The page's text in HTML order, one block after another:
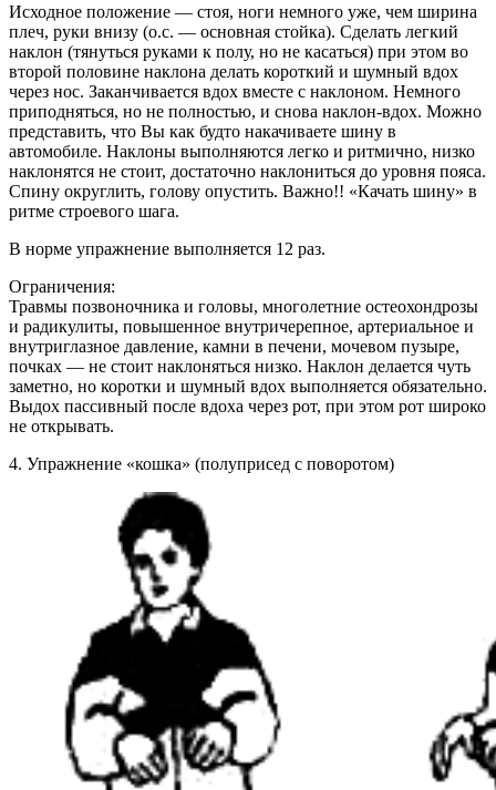
Исходное положение — стоя, ноги немного уже, чем ширина
плеч, руки внизу (о.с. — основная стойка). Сделать легкий
наклон (тянуться руками к полу, но не касаться) при этом во
второй половине наклона делать короткий и шумный вдох
через нос. Заканчивается вдох вместе с наклоном. Немного
приподняться, но не полностью, и снова наклон-вдох. Можно
представить, что Вы как будто накачиваете шину в
автомобиле. Наклоны выполняются легко и ритмично, низко
наклонятся не стоит, достаточно наклониться до уровня пояса.
Спину округлить, голову опустить. Важно!! «Качать шину» в
ритме строевого шага.
В норме упражнение выполняется 12 раз.
Ограничения:
Травмы позвоночника и головы, многолетние остеохондрозы
и радикулиты, повышенное внутричерепное, артериальное и
внутриглазное давление, камни в печени, мочевом пузыре,
почках — не стоит наклоняться низко. Наклон делается чуть
заметно, но коротки и шумный вдох выполняется обязательно.
Выдох пассивный после вдоха через рот, при этом рот широко
не открывать.
4. Упражнение «кошка» (полуприсед с поворотом)